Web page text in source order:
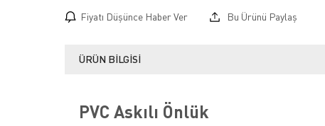
Fiyatı Düşünce Haber Ver Bu Ürünü Paylaş
ÜRÜN BILGISI
PVC Askılı Önlük